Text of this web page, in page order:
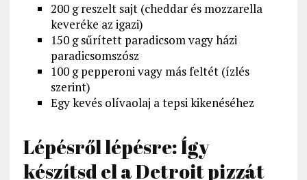
200 g reszelt sajt (cheddar és mozzarella
keveréke az igazi)
150 g sűrített paradicsom vagy házi
paradicsomszósz
100 g pepperoni vagy más feltét (ízlés
szerint)
Egy kevés olívaolaj a tepsi kikenéséhez
Lépésről lépésre: Így
készítsd el a Detroit pizzát